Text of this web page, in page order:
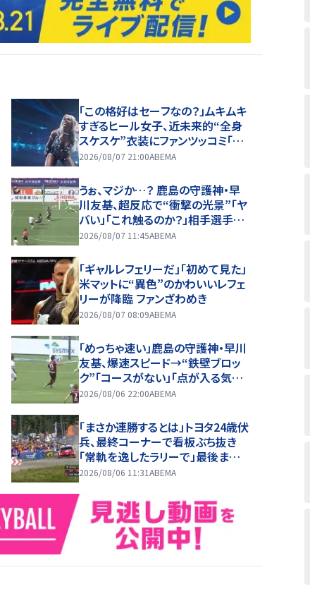
「この格好はセーフなの？」ムキムキ
すぎるヒール女子、近未来的“全身
スケスケ”衣装にファンツッコミ「着
ているけど着ていない感…」
2026/08/07 21:00ABEMA
うぉ、マジか…？ 鹿島の守護神・早
川友基、超反応で“衝撃の光景”「ヤ
バい」「これ触るのか？」相手選手ド
ン引き→右手一本“スーパーセー
2026/08/07 11:45ABEMA
「ギャルレフェリーだ」「初めて見た」
米マットに“異色”のかわいいレフェ
リーが降臨 ファンざわめき
2026/08/07 08:09ABEMA
「めっちゃ速い」鹿島の守護神・早川
友基、爆速スピード→“鉄壁ブロッ
ク”「コースがない」「点が入る気が
しない」驚異の判断力と飛び出しで
2026/08/06 22:00ABEMA
「まさか連勝するとは」トヨタ24歳伏
兵、最終コーナーで看板ぶち抜き
「常軌を逸したラリーで」最後ま
で“全開”貫き躍動
2026/08/06 11:31ABEMA